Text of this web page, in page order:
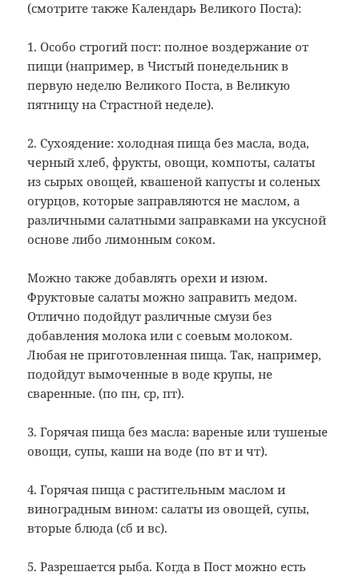
(смотрите также Календарь Великого Поста):
1. Особо строгий пост: полное воздержание от
пищи (например, в Чистый понедельник в
первую неделю Великого Поста, в Великую
пятницу на Страстной неделе).
2. Сухоядение: холодная пища без масла, вода,
черный хлеб, фрукты, овощи, компоты, салаты
из сырых овощей, квашеной капусты и соленых
огурцов, которые заправляются не маслом, а
различными салатными заправками на уксусной
основе либо лимонным соком.
Можно также добавлять орехи и изюм.
Фруктовые салаты можно заправить медом.
Отлично подойдут различные смузи без
добавления молока или с соевым молоком.
Любая не приготовленная пища. Так, например,
подойдут вымоченные в воде крупы, не
сваренные. (по пн, ср, пт).
3. Горячая пища без масла: вареные или тушеные
овощи, супы, каши на воде (по вт и чт).
4. Горячая пища с растительным маслом и
виноградным вином: салаты из овощей, супы,
вторые блюда (сб и вс).
5. Разрешается рыба. Когда в Пост можно есть